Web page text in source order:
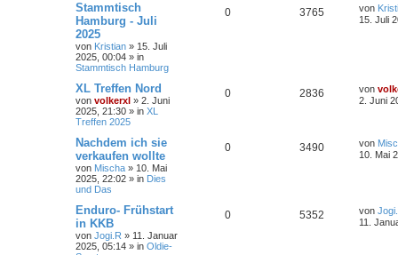
Stammtisch
Hamburg - Juli
2025
von Kristian » 15. Juli
2025, 00:04 » in
Stammtisch Hamburg
0 3765 von
15. Juli
XL Treffen Nord
von volkerxl » 2. Juni
2025, 21:30 » in XL
Treffen 2025
0 2836 von
2. Juni
Nachdem ich sie
verkaufen wollte
von Mischa » 10. Mai
2025, 22:02 » in Dies
und Das
0 3490 von
10. Mai
Enduro- Frühstart
in KKB
von Jogi.R » 11. Januar
2025, 05:14 » in Oldie-
0 5352 von
11.